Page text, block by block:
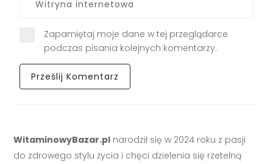
Zapamiętaj moje dane w tej przeglądarce
podczas pisania kolejnych komentarzy.
WitaminowyBazar.pl narodził się w 2024 roku z pasji
do zdrowego stylu życia i chęci dzielenia się rzetelną